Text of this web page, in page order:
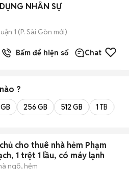
NHÂN SỰ
1 (P. Sài Gòn mới)
Bấm để hiện số Chat
nào ?
256 GB 512 GB 1 TB
cho thuê nhà hẻm Phạm
1 trệt 1 lầu, có máy lạnh
ngõ, hẻm